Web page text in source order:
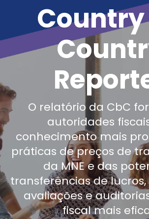
O relatório da CbC
autoridades
conhecimento mais
práticas de preços de
da MNE e das
transferências de
avaliações e
fiscal mais